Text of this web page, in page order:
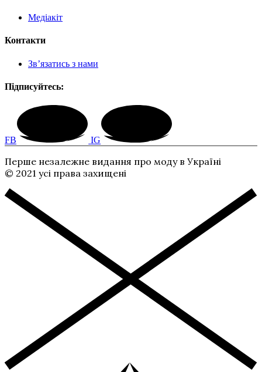
Медіакіт
Контакти
Зв’язатись з нами
Підписуйтесь:
FB IG
Перше незалежне видання про моду в Україні
© 2021 усі права захищені